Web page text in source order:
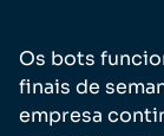
Os bots
finais de
empresa